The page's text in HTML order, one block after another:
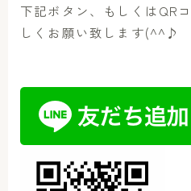
下記ボタン、もしくはQR
しくお願い致します(^^♪